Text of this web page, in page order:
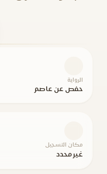
الرواية
حفص عن عاصم
مكان التسجيل
غير محدد